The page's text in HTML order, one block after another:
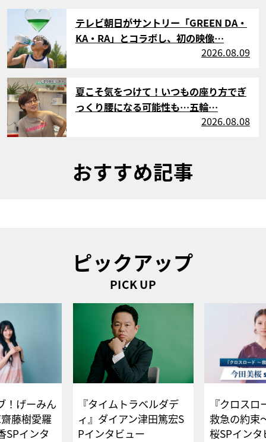
テレビ朝日がサントリー「GREEN DA・
KA・RA」とコラボし、初の映像…
2026.08.09
サムネイル
夏こそ気をつけて！いつもの座り方でぎ
っくり腰になる可能性も…五輪…
2026.08.08
おすすめ記事
ピックアップ
PICK UP
！げーみん
藤樹愛羅
SPインタ
『タイムトラベルダデ
ィ』ダイアン津田篤宏S
Pインタビュー
『クロス
救急の約束
桜SPイ